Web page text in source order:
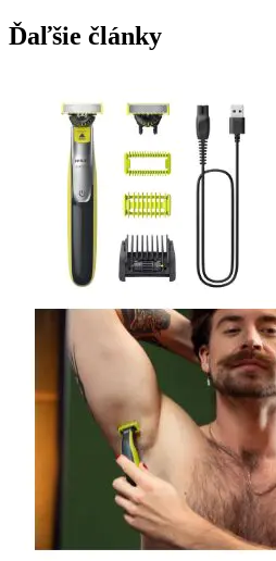
Ďaľšie články